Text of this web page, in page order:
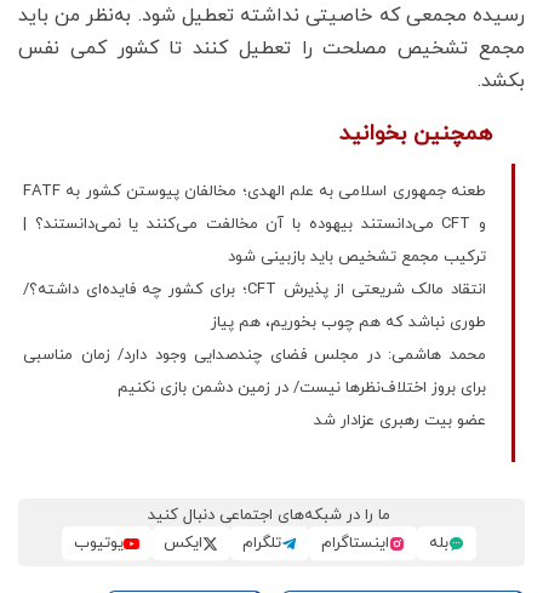
رسیده مجمعی که خاصیتی نداشته تعطیل شود. به‌نظر من باید
مجمع تشخیص مصلحت را تعطیل کنند تا کشور کمی نفس
بکشد.
همچنین بخوانید
طعنه جمهوری اسلامی به علم الهدی؛ مخالفان پیوستن کشور به FATF
و CFT می‌دانستند بیهوده با آن مخالفت می‌کنند یا نمی‌دانستند؟ |
ترکیب مجمع تشخیص باید بازبینی شود
انتقاد مالک شریعتی از پذیرش CFT؛ برای کشور چه فایده‌ای داشته؟/
طوری نباشد که هم چوب بخوریم، هم پیاز
محمد هاشمی‌: در مجلس فضای چندصدایی وجود دارد/ زمان مناسبی
برای بروز اختلاف‌نظرها نیست/ در زمین دشمن بازی نکنیم
عضو بیت رهبری عزادار شد
ما را در شبکه‌های اجتماعی دنبال کنید
بله
اینستاگرام تلگرام ایکس یوتیوب